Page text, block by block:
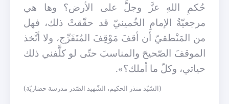
حُكمِ اللهِ عزَّ وجلَّ على الأرض؟ وها هي
مرجعيّةُ الإمامِ الخُمينيّ قد حقّقتْ ذلك، فهل
من المَنْطقيّ أن أقفَ مَوْقِفَ المُتَفَرِّج، ولا أتَّخذ
الموقفَ الصّحيحَ والمناسبَ حتّى لو كلَّفني ذلك
حياتي، وكلّ ما أملك؟».
(السّيّد منذر الحكيم، الشّهيد الصّدر مدرسة حضاريّة)